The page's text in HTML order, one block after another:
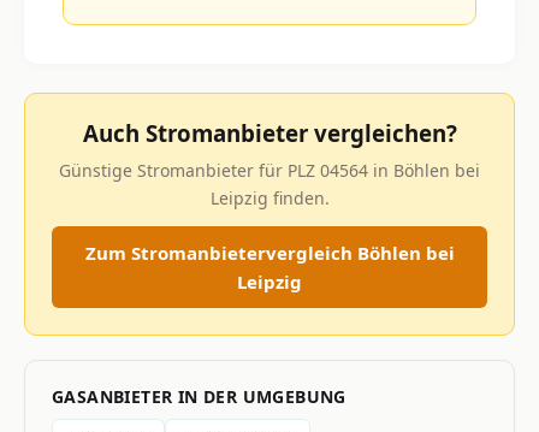
Auch Stromanbieter vergleichen?
Günstige Stromanbieter für PLZ 04564 in Böhlen bei
Leipzig finden.
Zum Stromanbietervergleich Böhlen bei
Leipzig
GASANBIETER IN DER UMGEBUNG